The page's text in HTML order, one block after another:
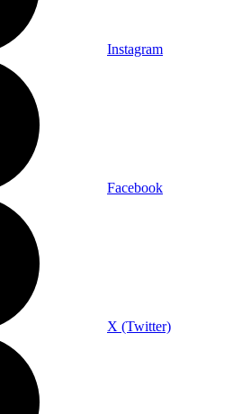
Instagram
Facebook
X (Twitter)